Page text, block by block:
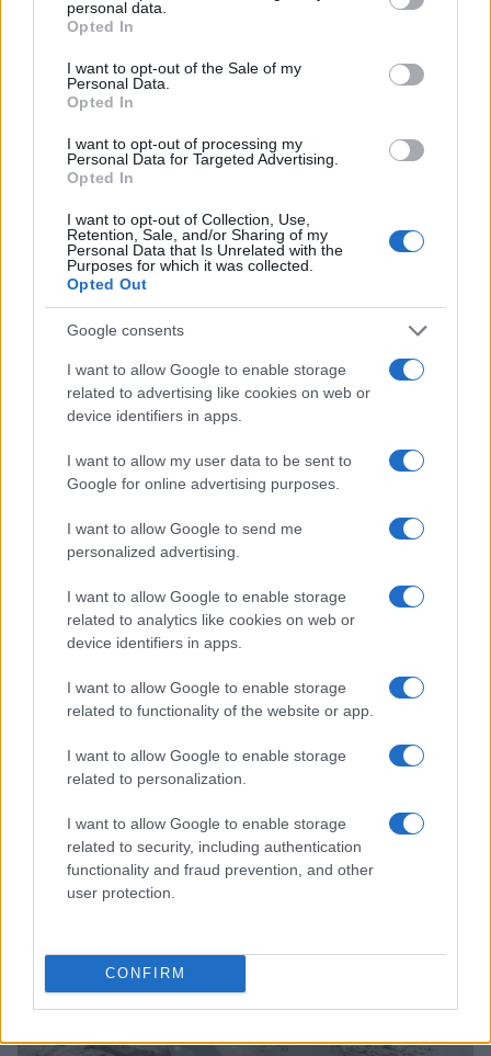
grant or deny consent to Google and its third-party tags to
use your data for below specified purposes in below Google
consent section.
personal data.
Opted In
I want to opt-out of the Sale of my
Personal Data.
Opted In
I want to opt-out of processing my
Personal Data for Targeted Advertising.
Opted In
I want to opt-out of Collection, Use,
Retention, Sale, and/or Sharing of my
Personal Data that Is Unrelated with the
Purposes for which it was collected.
Opted Out
Google consents
I want to allow Google to enable storage
related to advertising like cookies on web or
device identifiers in apps.
I want to allow my user data to be sent to
Google for online advertising purposes.
I want to allow Google to send me
personalized advertising.
I want to allow Google to enable storage
related to analytics like cookies on web or
device identifiers in apps.
I want to allow Google to enable storage
related to functionality of the website or app.
I want to allow Google to enable storage
related to personalization.
I want to allow Google to enable storage
related to security, including authentication
functionality and fraud prevention, and other
user protection.
CONFIRM
offerte e capire le dinamiche del mercato sono
passi essenziali per ottenere il massimo dal proprio
mutuo. Non esitare a contattare la tua banca o un
consulente esperto per una valutazione
giusta.
AUTORE
AiAdhubMedia
Continua a leggere
MUTUI